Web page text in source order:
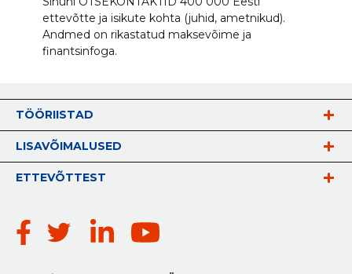
ettevõtte ja isikute kohta (juhid, ametnikud).
Andmed on rikastatud maksevõime ja
finantsinfoga.
TÖÖRIISTAD
LISAVÕIMALUSED
ETTEVÕTTEST